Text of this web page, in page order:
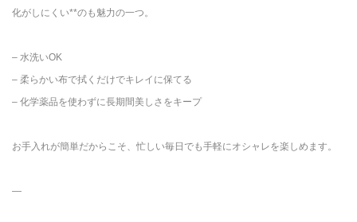
化がしにくい**のも魅力の一つ。
– 水洗いOK
– 柔らかい布で拭くだけでキレイに保てる
– 化学薬品を使わずに長期間美しさをキープ
お手入れが簡単だからこそ、忙しい毎日でも手軽にオシャレを楽しめます。
—